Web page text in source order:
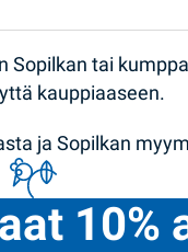
Sopilkan tai
kauppiaaseen.
ja Sopilkan
10%